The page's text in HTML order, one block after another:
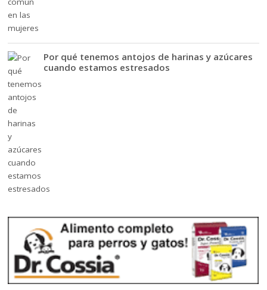
Por qué tenemos antojos de harinas y azúcares
cuando estamos estresados